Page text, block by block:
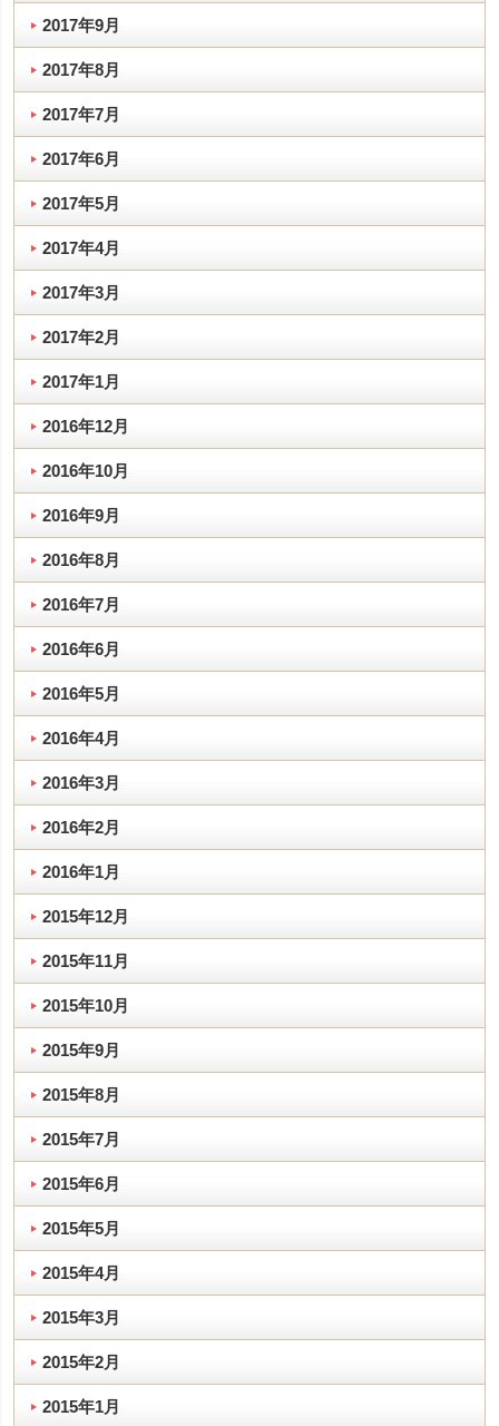
2017年9月
2017年8月
2017年7月
2017年6月
2017年5月
2017年4月
2017年3月
2017年2月
2017年1月
2016年12月
2016年10月
2016年9月
2016年8月
2016年7月
2016年6月
2016年5月
2016年4月
2016年3月
2016年2月
2016年1月
2015年12月
2015年11月
2015年10月
2015年9月
2015年8月
2015年7月
2015年6月
2015年5月
2015年4月
2015年3月
2015年2月
2015年1月